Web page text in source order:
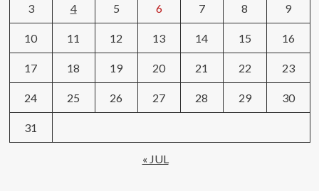
3 4 5 6 7 8 9
10 11 12 13 14 15 16
17 18 19 20 21 22 23
24 25 26 27 28 29 30
31
« JUL